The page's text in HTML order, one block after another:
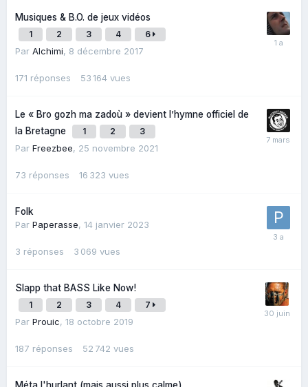
Musiques & B.O. de jeux vidéos
1 2 3 4 6
Par Alchimi, 8 décembre 2017
171 réponses 53 164 vues
Le « Bro gozh ma zadoù » devient l’hymne officiel de
la Bretagne
1 2 3
Par Freezbee, 25 novembre 2021
73 réponses 16 323 vues
Folk
Par Paperasse, 14 janvier 2023
3 réponses 3 069 vues
Slapp that BASS Like Now!
1 2 3 4 7
Par Prouic, 18 octobre 2019
187 réponses 52 742 vues